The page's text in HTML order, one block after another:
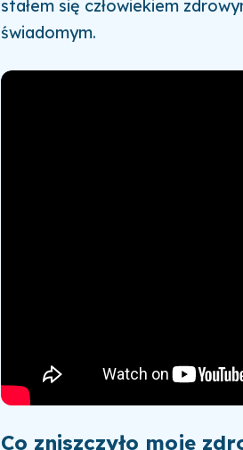
stałem się człowiekiem
świadomym.
Co zniszczyło moje